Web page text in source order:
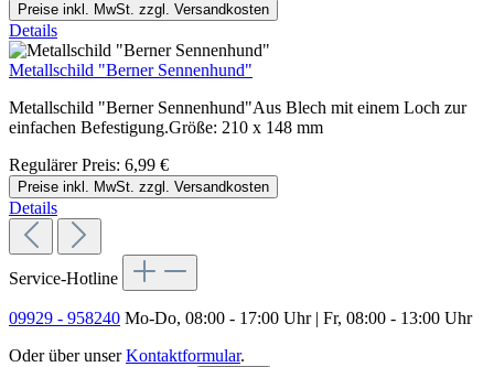
Preise inkl. MwSt. zzgl. Versandkosten
Details
Metallschild "Berner Sennenhund"
Metallschild "Berner Sennenhund"Aus Blech mit einem Loch zur
einfachen Befestigung.Größe: 210 x 148 mm
Regulärer Preis: 6,99 €
Preise inkl. MwSt. zzgl. Versandkosten
Details
Service-Hotline
09929 - 958240 Mo-Do, 08:00 - 17:00 Uhr | Fr, 08:00 - 13:00 Uhr
Oder über unserKontaktformular.